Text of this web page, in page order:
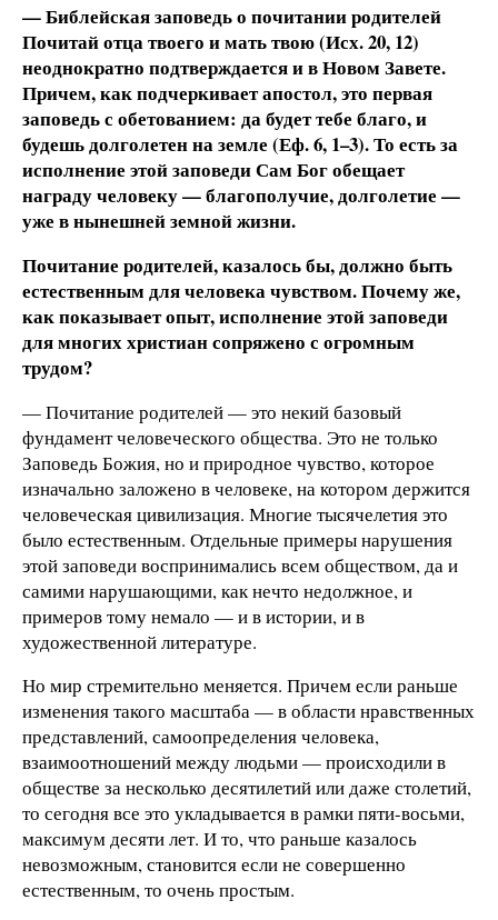
— Библейская заповедь о почитании родителей
Почитай отца твоего и мать твою (Исх. 20, 12)
неоднократно подтверждается и в Новом Завете.
Причем, как подчеркивает апостол, это первая
заповедь с обетованием: да будет тебе благо, и
будешь долголетен на земле (Еф. 6, 1–3). То есть за
исполнение этой заповеди Сам Бог обещает
награду человеку — благополучие, долголетие —
уже в нынешней земной жизни.
Почитание родителей, казалось бы, должно быть
естественным для человека чувством. Почему же,
как показывает опыт, исполнение этой заповеди
для многих христиан сопряжено с огромным
трудом?
— Почитание родителей — это некий базовый
фундамент человеческого общества. Это не только
Заповедь Божия, но и природное чувство, которое
изначально заложено в человеке, на котором держится
человеческая цивилизация. Многие тысячелетия это
было естественным. Отдельные примеры нарушения
этой заповеди воспринимались всем обществом, да и
самими нарушающими, как нечто недолжное, и
примеров тому немало — и в истории, и в
художественной литературе.
Но мир стремительно меняется. Причем если раньше
изменения такого масштаба — в области нравственных
представлений, самоопределения человека,
взаимоотношений между людьми — происходили в
обществе за несколько десятилетий или даже столетий,
то сегодня все это укладывается в рамки пяти-восьми,
максимум десяти лет. И то, что раньше казалось
невозможным, становится если не совершенно
естественным, то очень простым.